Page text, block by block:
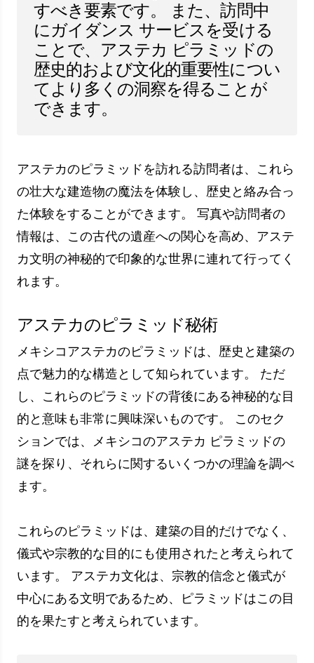
います。 アステカ文化は、宗教的信念と儀式が
中心にある文明であるため、ピラミッドはこの目
的を果たすと考えられています。
アステカ川神トラロック私たち
で偵察を行いました。私たち
は、このピラミッドのふもとに
ある噴水の流れと停滞の神秘的
な体験をしました。
考古学者 アントニオ・ヘルナンデス
ッドは、神秘的な信念に向けられていると考えら
れています。 これらの構造は、超自然的な力と
神々の存在を象徴するために、または儀式の聖域
として使用されるように構築された可能性があり
ます。
アステカのピラミッドは、興味深い予言の舞台で
もあります。 調査によると、これらのピラミッ
予測されたことが示されています。 これらの予
言の正確さは議論の余地がありますが、アステカ
にとって重要な直観のツールであると考えられて
います。